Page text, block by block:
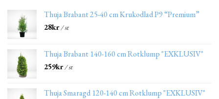
Thuja Brabant 25-40 cm Krukodlad P9 “Premium”
28kr/ st
Thuja Brabant 140-160 cm Rotklump "EXKLUSIV"
259kr/ st
Thuja Smaragd 120-140 cm Rotklump "EXKLUSIV"